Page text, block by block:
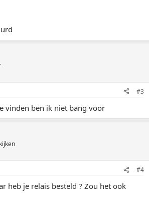
#3
vinden ben ik niet bang voor
#4
heb je relais besteld ? Zou het ook